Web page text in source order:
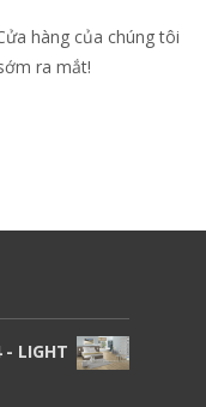
hàng của chúng tôi
ra mắt!
LIGHT